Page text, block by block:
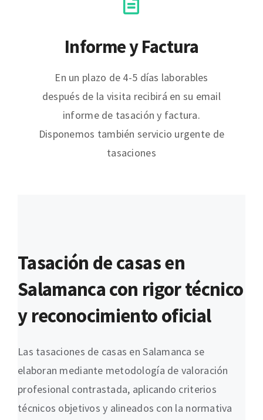
Informe y Factura
En un plazo de 4-5 días laborables
después de la visita recibirá en su email
informe de tasación y factura.
Disponemos también servicio urgente de
tasaciones
Tasación de casas en
Salamanca con rigor técnico
y reconocimiento oficial
Las tasaciones de casas en Salamanca se
elaboran mediante metodología de valoración
profesional contrastada, aplicando criterios
técnicos objetivos y alineados con la normativa